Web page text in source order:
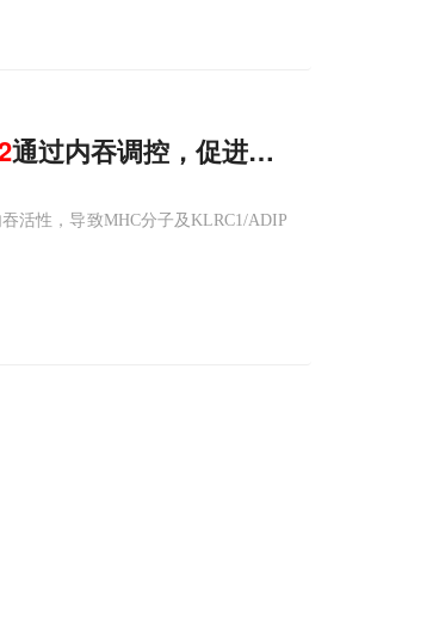
通过内吞调控，促进PTCL免疫逃逸
活性，导致MHC分子及KLRC1/ADIP